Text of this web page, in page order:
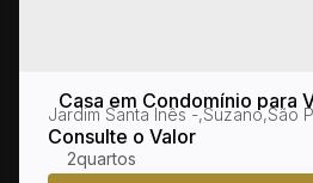
Casa em Condomínio para
SP no bairro Jardim
Consulte o Valor
Jardim Santa Inês ,Suzano,São
2